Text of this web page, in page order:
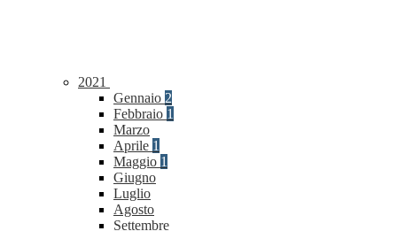
2021
Gennaio 2
Febbraio 1
Marzo
Aprile 1
Maggio 1
Giugno
Luglio
Agosto
Settembre